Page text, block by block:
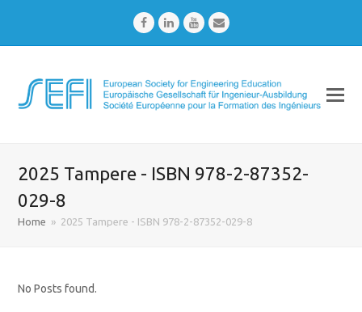
FacebookLinkedInYoutubeEmail
2025 Tampere - ISBN 978-2-87352-
029-8
Home » 2025 Tampere - ISBN 978-2-87352-029-8
No Posts found.